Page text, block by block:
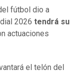
fútbol dio a
2026 tendrá su
actuaciones
el telón del